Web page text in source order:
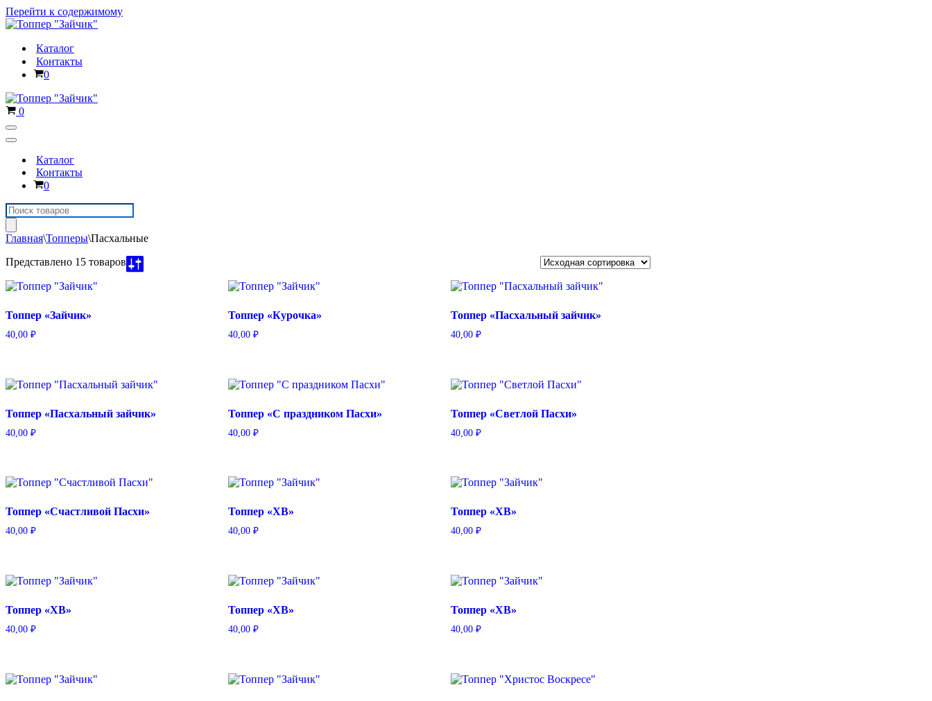
Перейти к содержимому
Каталог
Контакты
Корзина
0
Корзина
0
Меню
навигации
Меню
навигацииКаталог
Контакты
Корзина
0
Поиск
товаров
Главная\Топперы\Пасхальные
Представлено 15 товаров
Топпер «Зайчик»
40,00 ₽
Топпер «Курочка»
40,00₽
Топпер «Пасхальный зайчик»
40,00₽
Топпер «Пасхальный зайчик»
40,00 ₽
Топпер «С праздником Пасхи»
40,00₽
Топпер «Светлой Пасхи»
40,00₽
Топпер «Счастливой Пасхи»
40,00 ₽
Топпер «ХВ»
40,00₽
Топпер «ХВ»
40,00₽
Топпер «ХВ»
40,00 ₽
Топпер «ХВ»
40,00₽
Топпер «ХВ»
40,00₽